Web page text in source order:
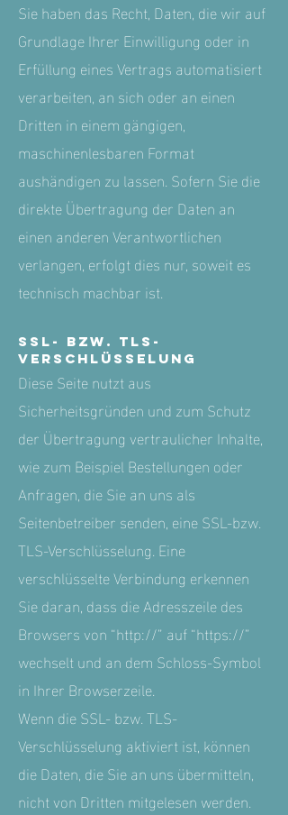
Sie haben das Recht, Daten, die wir auf
Grundlage Ihrer Einwilligung oder in
Erfüllung eines Vertrags automatisiert
verarbeiten, an sich oder an einen
Dritten in einem gängigen,
maschinenlesbaren Format
aushändigen zu lassen. Sofern Sie die
direkte Übertragung der Daten an
einen anderen Verantwortlichen
verlangen, erfolgt dies nur, soweit es
technisch machbar ist.
SSL- bzw. TLS-
Verschlüsselung
Diese Seite nutzt aus
Sicherheitsgründen und zum Schutz
der Übertragung vertraulicher Inhalte,
wie zum Beispiel Bestellungen oder
Anfragen, die Sie an uns als
Seitenbetreiber senden, eine SSL-bzw.
TLS-Verschlüsselung. Eine
verschlüsselte Verbindung erkennen
Sie daran, dass die Adresszeile des
Browsers von “http://” auf “https://”
wechselt und an dem Schloss-Symbol
in Ihrer Browserzeile.
Wenn die SSL- bzw. TLS-
Verschlüsselung aktiviert ist, können
die Daten, die Sie an uns übermitteln,
nicht von Dritten mitgelesen werden.